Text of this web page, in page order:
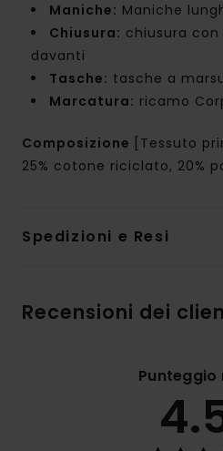
Maniche: Maniche
Chiusura: chiusura
davanti
Tasche: tasche a
Marcatura: ricamo
Composizione
[Tessuto
25% cotone riciclato, 20%
Spedizioni e Resi
Recensioni dei
Punteggio